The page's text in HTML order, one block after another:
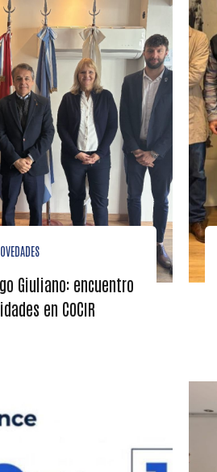
Giuliano: encuentro
en COCIR